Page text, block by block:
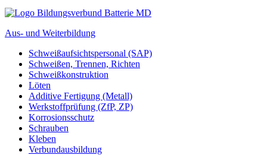
Aus- und Weiterbildung
Schweißaufsichtspersonal (SAP)
Schweißen, Trennen, Richten
Schweißkonstruktion
Löten
Additive Fertigung (Metall)
Werkstoffprüfung (ZfP, ZP)
Korrosionsschutz
Schrauben
Kleben
Verbundausbildung